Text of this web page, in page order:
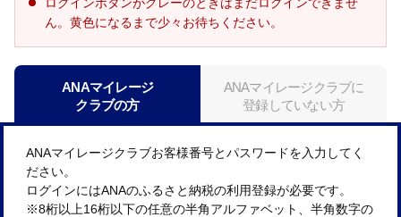
ん。黄色になるまで少々お待ちください。
ANAマイレージ
クラブの方
ANAマイレージクラブに
登録していない方
ANAマイレージクラブお客様番号とパスワードを入力してく
ださい。
ログインにはANAのふるさと納税の利用登録が必要です。
※8桁以上16桁以下の任意の半角アルファベット、半角数字の